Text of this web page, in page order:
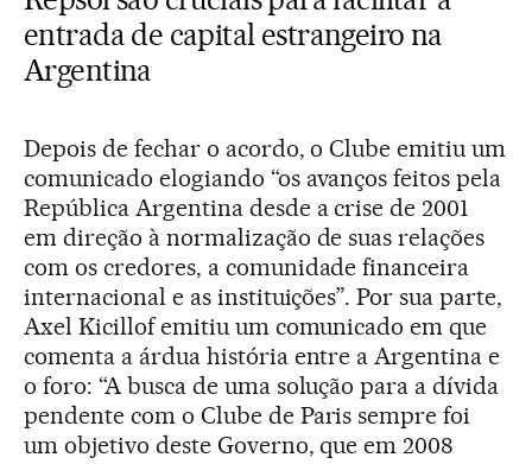
entrada de capital estrangeiro na
Argentina
Depois de fechar o acordo, o Clube emitiu um
comunicado elogiando “os avanços feitos pela
República Argentina desde a crise de 2001
em direção à normalização de suas relações
com os credores, a comunidade financeira
internacional e as instituições”. Por sua parte,
Axel Kicillof emitiu um comunicado em que
comenta a árdua história entre a Argentina e
o foro: “A busca de uma solução para a dívida
pendente com o Clube de Paris sempre foi
um objetivo deste Governo, que em 2008